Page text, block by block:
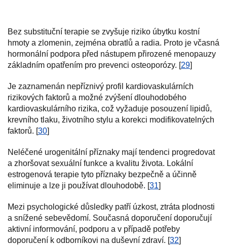
Bez substituční terapie se zvyšuje riziko úbytku kostní
hmoty a zlomenin, zejména obratlů a radia. Proto je včasná
hormonální podpora před nástupem přirozené menopauzy
základním opatřením pro prevenci osteoporózy. [29]
Je zaznamenán nepříznivý profil kardiovaskulárních
rizikových faktorů a možné zvýšení dlouhodobého
kardiovaskulárního rizika, což vyžaduje posouzení lipidů,
krevního tlaku, životního stylu a korekci modifikovatelných
faktorů. [30]
Neléčené urogenitální příznaky mají tendenci progredovat
a zhoršovat sexuální funkce a kvalitu života. Lokální
estrogenová terapie tyto příznaky bezpečně a účinně
eliminuje a lze ji používat dlouhodobě. [31]
Mezi psychologické důsledky patří úzkost, ztráta plodnosti
a snížené sebevědomí. Současná doporučení doporučují
aktivní informování, podporu a v případě potřeby
doporučení k odborníkovi na duševní zdraví. [32]